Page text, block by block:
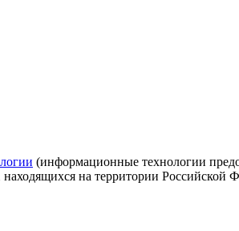
(информационные технологии
на территории Российской